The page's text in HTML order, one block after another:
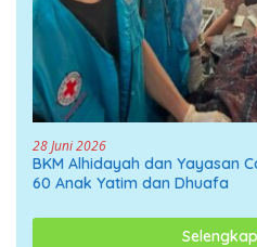
28 Juni 2026
BKM Alhidayah dan Yayasan
60 Anak Yatim dan Dhuafa